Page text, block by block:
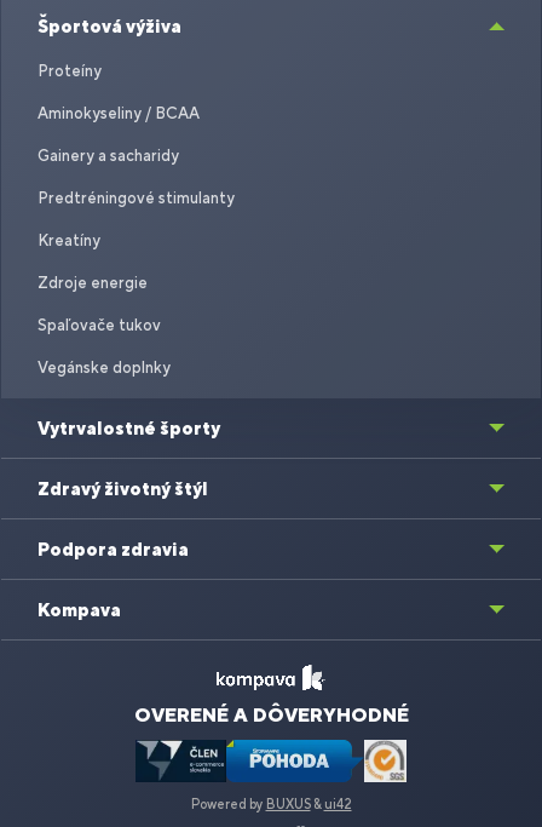
Športová výživa
Proteíny
Aminokyseliny / BCAA
Gainery a sacharidy
Predtréningové stimulanty
Kreatíny
Zdroje energie
Spaľovače tukov
Vegánske doplnky
Vytrvalostné športy
Zdravý životný štýl
Podpora zdravia
Kompava
OVERENÉ A DÔVERYHODNÉ
Powered by BUXUS& ui42